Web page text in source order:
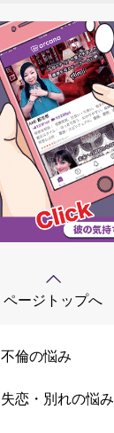
ページトップへ
不倫の悩み
失恋・別れの悩み